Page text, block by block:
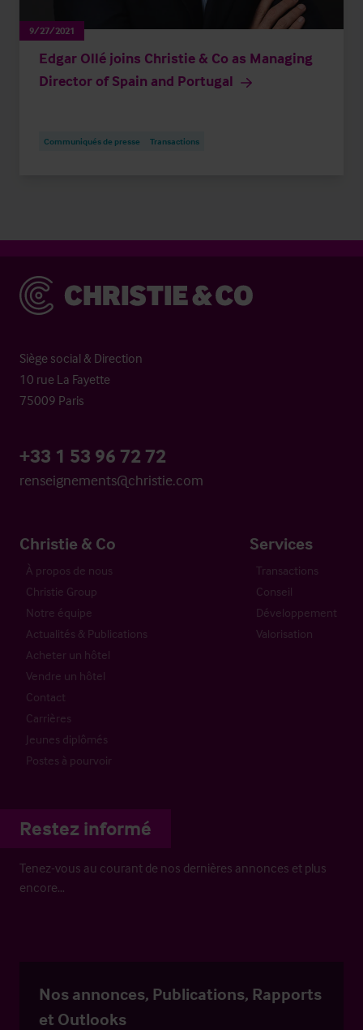
9/27/2021
Edgar Ollé joins Christie & Co as Managing
Director of Spain and Portugal
Communiqués de presse Transactions
Christie & Co
Siège social & Direction
10 rue La Fayette
75009 Paris
+33 1 53 96 72 72
renseignements@christie.com
Christie & Co
À propos de nous
Christie Group
Notre équipe
Actualités & Publications
Acheter un hôtel
Vendre un hôtel
Contact
Carrières
Jeunes diplômés
Postes à pourvoir
Services
Transactions
Conseil
Développement
Valorisation
Restez informé
Tenez-vous au courant de nos dernières annonces et plus
encore…
Nos annonces, Publications, Rapports
et Outlooks